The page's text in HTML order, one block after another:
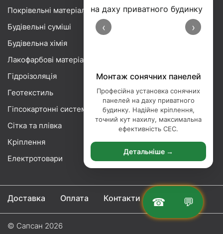
☎ 💬
‹ ›
Монтаж сонячних панелей
Професійна установка сонячних
панелей на даху приватного
будинку. Надійне кріплення,
точний кут нахилу, максимальна
ефективність СЕС.
Детальніше →
Покрівельні матеріали
Будівельні суміші
Будівельна хімія
Лакофарбові матеріали
Гідроізоляція
Геотекстиль
Гіпсокартонні системи
Сітка та плівка
Кріплення
Електротовари
Доставка Оплата Контакти
© Сапсан 2026